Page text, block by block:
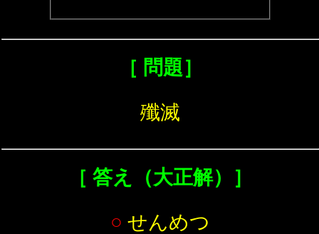
［ 問題］
殲滅
［ 答え（大正解）］
○ せんめつ